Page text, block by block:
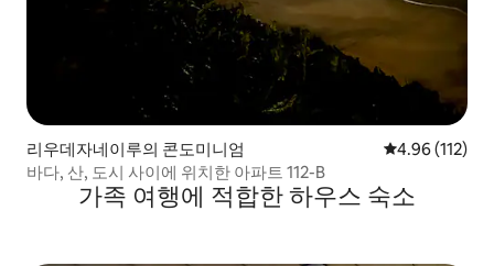
리우데자네이루의 콘도미니엄 평점 4.96점(5
4.96 (112)
바다, 산, 도시 사이에 위치한 아파트 112-B
가족 여행에 적합한 하우스 숙소